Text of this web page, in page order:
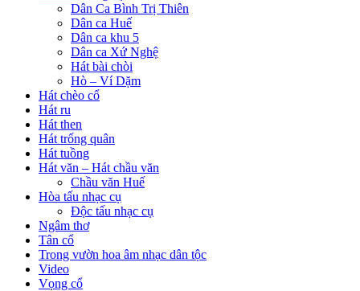
Dân Ca Bình Trị Thiên
Dân ca Huế
Dân ca khu 5
Dân ca Xứ Nghệ
Hát bài chòi
Hò – Ví Dặm
Hát chèo cổ
Hát ru
Hát then
Hát trống quân
Hát tuồng
Hát văn – Hát chầu văn
Chầu văn Huế
Hòa tấu nhạc cụ
Độc tấu nhạc cụ
Ngâm thơ
Tân cổ
Trong vườn hoa âm nhạc dân tộc
Video
Vọng cổ